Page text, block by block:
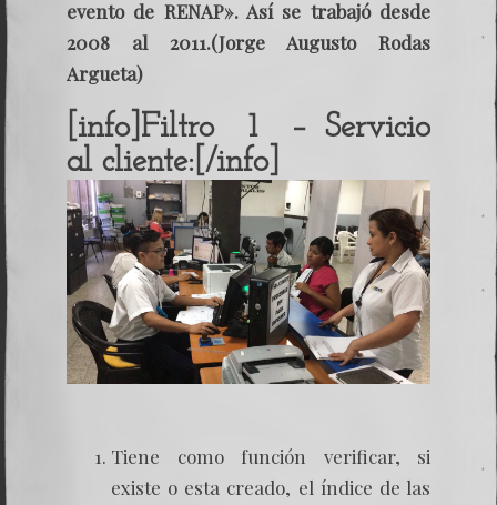
evento de RENAP». Así se trabajó desde
2008 al 2011.(Jorge Augusto Rodas
Argueta)
[info]Filtro 1 – Servicio
al cliente:[/info]
Tiene como función verificar, si
existe o esta creado, el índice de las